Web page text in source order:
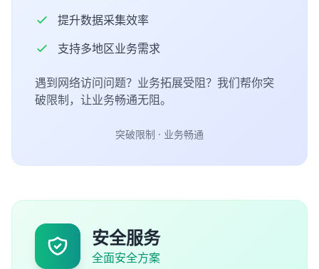
提升数据采集效率
支持多地区业务需求
遇到网络访问问题？业务拓展受阻？我们帮你突
破限制，让业务畅通无阻。
突破限制 · 业务畅通
安全服务
全面安全方案